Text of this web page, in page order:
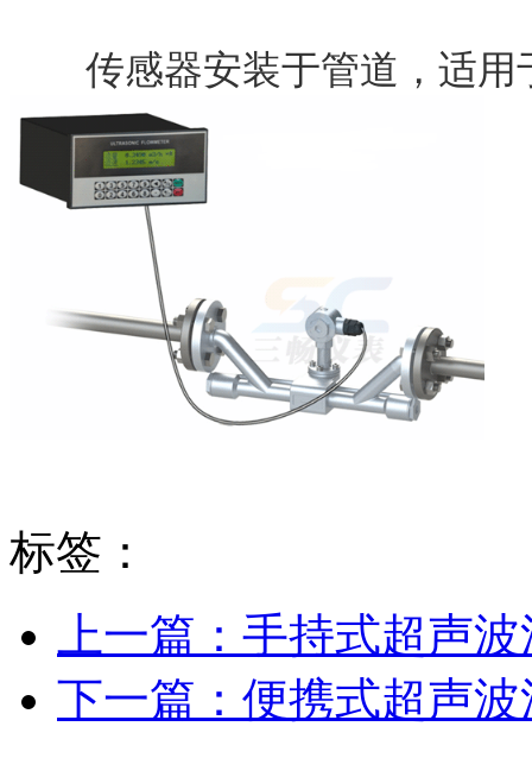
传感器安装于管道，适用
标签：
上一篇：手持式超声
下一篇：便携式超声